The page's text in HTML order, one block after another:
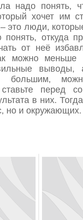
надо понять,
хочет им
это люди,
откуда
от неё
можно меньше
выводы,
большим,
перед
в них.
но и окружающих.